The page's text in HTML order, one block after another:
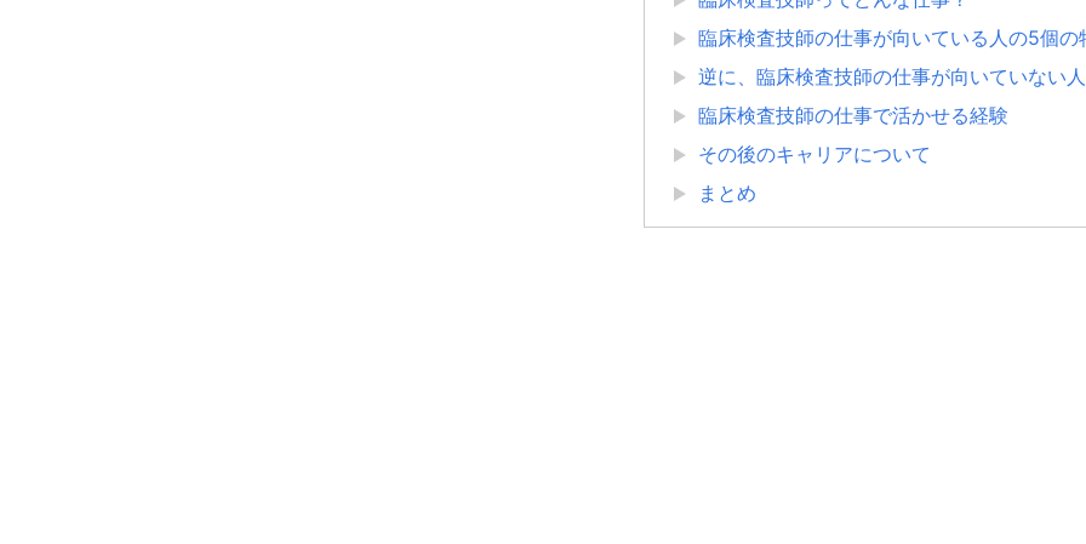
臨床検査技師の仕事が向いている人の5個の
逆に、臨床検査技師の仕事が向いていない
臨床検査技師の仕事で活かせる経験
その後のキャリアについて
まとめ